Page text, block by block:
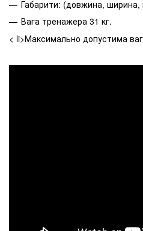
Габарити: (довжина, ширина,
Вага тренажера 31 кг.
< li>Максимально допустима